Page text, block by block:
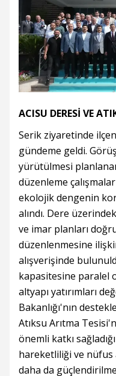
ACISU DERESİ VE
Serik ziyaretinde
gündeme geldi.
yürütülmesi
düzenleme
ekolojik dengenin
alındı. Dere
ve imar planları
düzenlenmesine
alışverişinde
kapasitesine paralel
altyapı yatırımları
Bakanlığı'nın
Atıksu Arıtma
önemli katkı
hareketliliği ve nüfus
daha da